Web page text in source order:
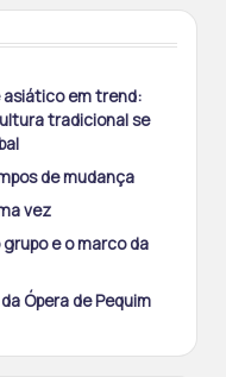
em trend:
tradicional se
de mudança
vez
grupo e o marco da
Ópera de Pequim